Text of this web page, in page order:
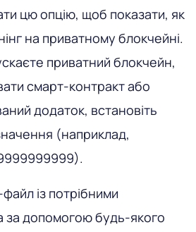
цю опцію, щоб показати, як
на приватному блокчейні.
приватний блокчейн,
смарт-контракт або
додаток, встановіть
(наприклад,
із потрібними
за допомогою будь-якого